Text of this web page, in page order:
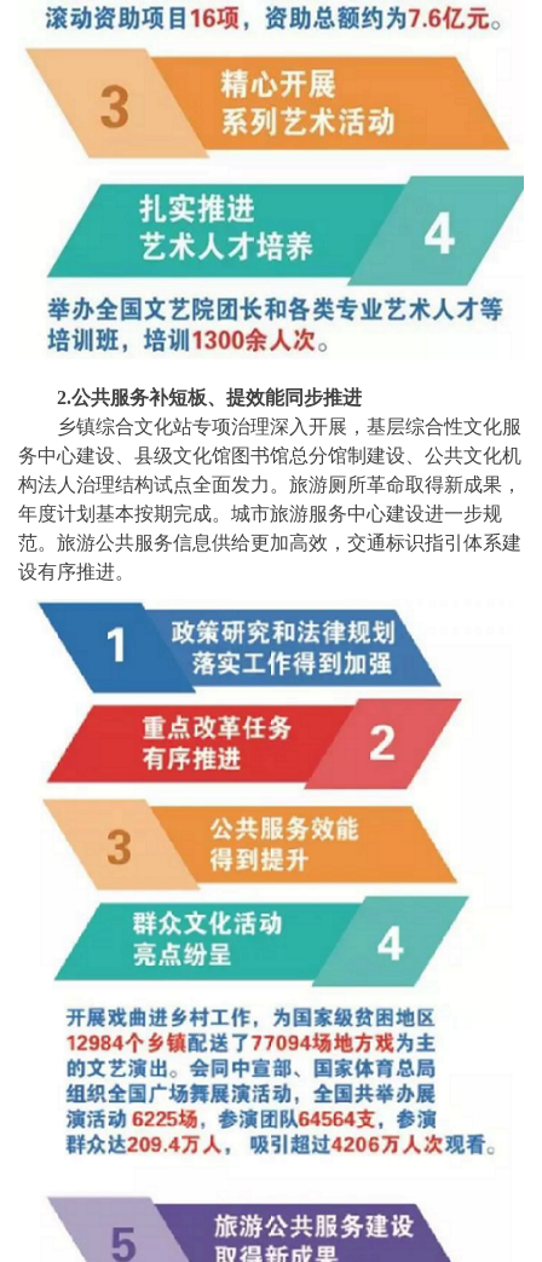
2.公共服务补短板、提效能同步推进
乡镇综合文化站专项治理深入开展，基层综合性文化服
务中心建设、县级文化馆图书馆总分馆制建设、公共文化机
构法人治理结构试点全面发力。旅游厕所革命取得新成果，
年度计划基本按期完成。城市旅游服务中心建设进一步规
范。旅游公共服务信息供给更加高效，交通标识指引体系建
设有序推进。